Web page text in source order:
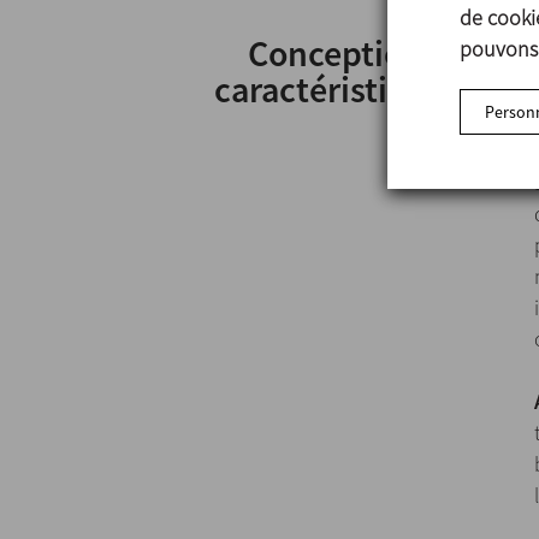
Conception et
caractéristiques
de